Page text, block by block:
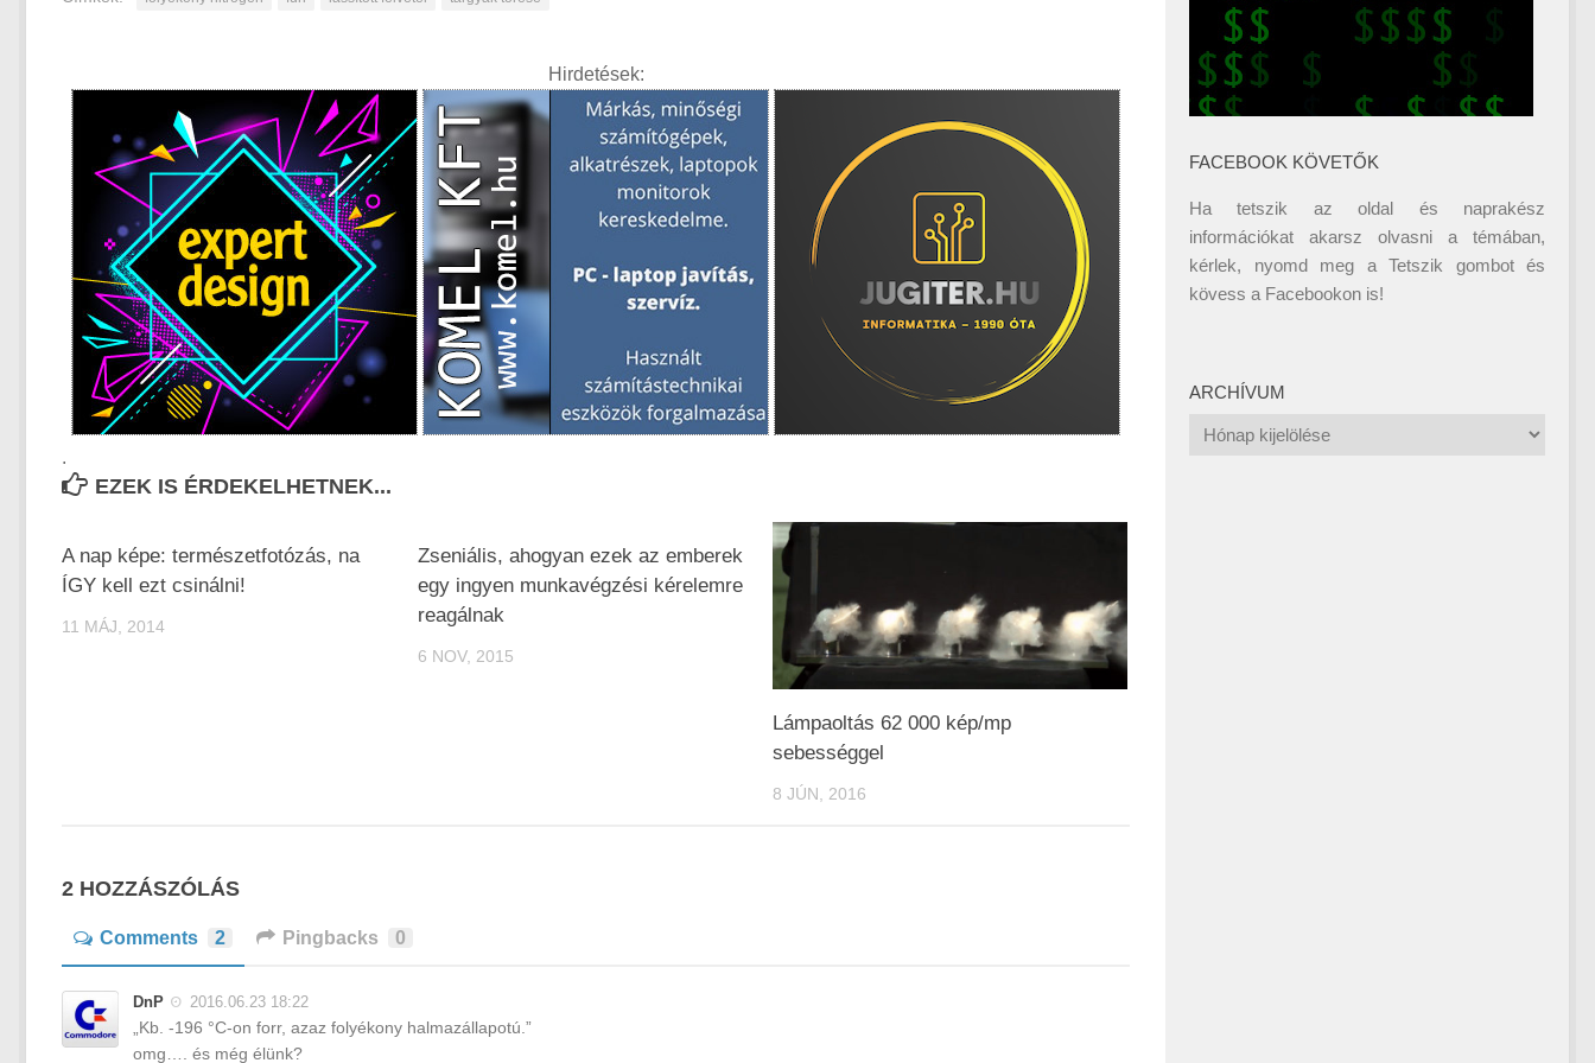
Hirdetések:
.
EZEK IS ÉRDEKELHETNEK...
A nap képe: természetfotózás, na
ÍGY kell ezt csinálni!
11 MÁJ, 2014
Zseniális, ahogyan ezek az emberek
egy ingyen munkavégzési kérelemre
reagálnak
6 NOV, 2015
Lámpaoltás 62 000 kép/mp
sebességgel
8 JÚN, 2016
2 HOZZÁSZÓLÁS
Comments 2 Pingbacks 0
DnP 2016.06.23 18:22
„Kb. -196 °C-on forr, azaz folyékony halmazállapotú.”
omg…. és még élünk?
FACEBOOK KÖVETŐK
Ha tetszik az oldal és naprakész
információkat akarsz olvasni a témában,
kérlek, nyomd meg a Tetszik gombot és
kövess a Facebookon is!
ARCHÍVUM
Archívum